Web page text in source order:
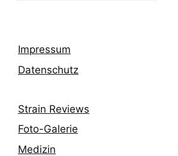
Impressum
Datenschutz
Strain Reviews
Foto-Galerie
Medizin